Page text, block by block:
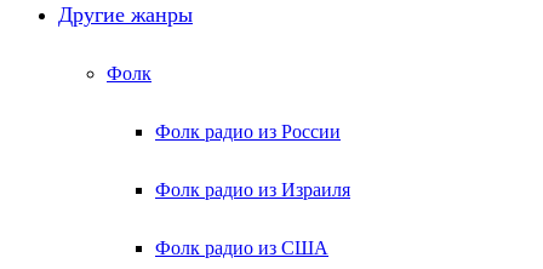
Другие жанры
Фолк
Фолк радио из России
Фолк радио из Израиля
Фолк радио из США